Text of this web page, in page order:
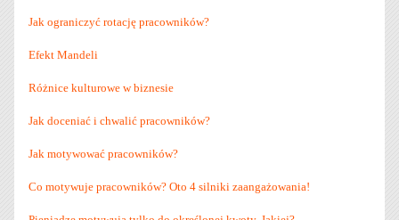
Jak ograniczyć rotację pracowników?
Efekt Mandeli
Różnice kulturowe w biznesie
Jak doceniać i chwalić pracowników?
Jak motywować pracowników?
Co motywuje pracowników? Oto 4 silniki zaangażowania!